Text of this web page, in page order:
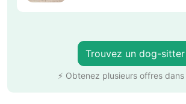
Trouvez un dog-sitter
⚡ Obtenez plusieurs offres dans